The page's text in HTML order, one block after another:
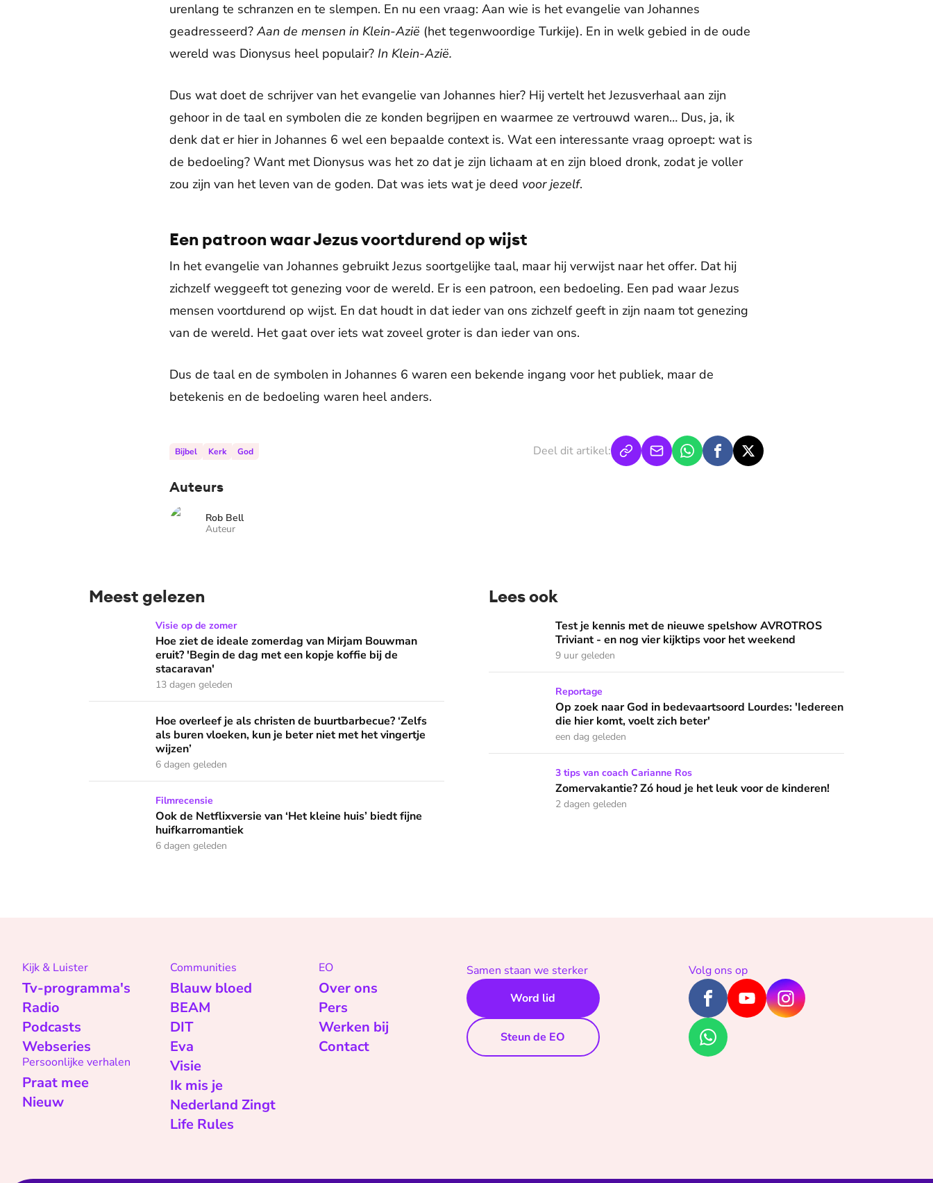
urenlang te schranzen en te slempen. En nu een vraag: Aan wie is het evangelie van Johannes
geadresseerd?Aan de mensen in Klein-Azië (het tegenwoordige Turkije). En in welk gebied in de oude
wereld was Dionysus heel populair? In Klein-Azië.
Dus wat doet de schrijver van het evangelie van Johannes hier? Hij vertelt het Jezusverhaal aan zijn
gehoor in de taal en symbolen die ze konden begrijpen en waarmee ze vertrouwd waren… Dus, ja, ik
denk dat er hier in Johannes 6 wel een bepaalde context is. Wat een interessante vraag oproept: wat is
de bedoeling? Want met Dionysus was het zo dat je zijn lichaam at en zijn bloed dronk, zodat je voller
zou zijn van het leven van de goden. Dat was iets wat je deed voor jezelf.
Een patroon waar Jezus voortdurend op wijst
In het evangelie van Johannes gebruikt Jezus soortgelijke taal, maar hij verwijst naar het offer. Dat hij
zichzelf weggeeft tot genezing voor de wereld. Er is een patroon, een bedoeling. Een pad waar Jezus
mensen voortdurend op wijst. En dat houdt in dat ieder van ons zichzelf geeft in zijn naam tot genezing
van de wereld. Het gaat over iets wat zoveel groter is dan ieder van ons.
Dus de taal en de symbolen in Johannes 6 waren een bekende ingang voor het publiek, maar de
betekenis en de bedoeling waren heel anders.
Bijbel Kerk God Deel dit artikel:
Auteurs
Rob Bell
Auteur
Meest gelezen
Hoe ziet de ideale zomerdag van Mirjam Bouwman eruit? 'Begin de dag met een kopje koffie bij de stacaravan'
Visie op de zomer
Hoe ziet de ideale zomerdag van Mirjam Bouwman
eruit? 'Begin de dag met een kopje koffie bij de
stacaravan'
13 dagen geleden
Hoe overleef je als christen de buurtbarbecue? ‘Zelfs als buren vloeken, kun je beter niet met het vingertje wijzen’
Hoe overleef je als christen de buurtbarbecue? ‘Zelfs
als buren vloeken, kun je beter niet met het vingertje
wijzen’
6 dagen geleden
Ook de Netflixversie van ‘Het kleine huis’ biedt fijne huifkarromantiek
Filmrecensie
Ook de Netflixversie van ‘Het kleine huis’ biedt fijne
huifkarromantiek
6 dagen geleden
Lees ook
Test je kennis met de nieuwe spelshow AVROTROS Triviant - en nog vier kijktips voor
Test je kennis met de nieuwe spelshow AVROTROS
Triviant - en nog vier kijktips voor het weekend
9 uur geleden
Op zoek naar God in bedevaartsoord Lourdes: 'Iedereen die hier komt, voelt zich beter'
Reportage
Op zoek naar God in bedevaartsoord Lourdes: 'Iedereen
die hier komt, voelt zich beter'
een dag geleden
Zomervakantie? Zó houd je het leuk voor de kinderen!
3 tips van coach Carianne Ros
Zomervakantie? Zó houd je het leuk voor de kinderen!
2 dagen geleden
Kijk & Luister
Tv-programma's
Radio
Podcasts
Webseries
Persoonlijke verhalen
Praat mee
Nieuw
Communities
Blauw bloed
BEAM
DIT
Eva
Visie
Ik mis je
Nederland Zingt
Life Rules
EO
Over ons
Pers
Werken bij
Contact
Samen staan we sterker
Word lid
Steun de EO
Volg ons op